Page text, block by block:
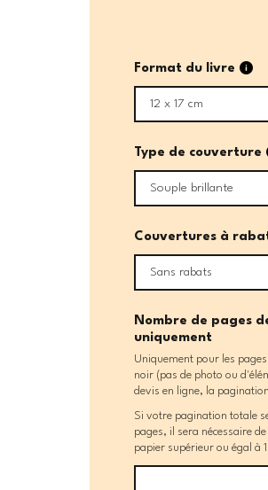
Format du livre 6
12 x 17 cm
Type de couverture
Souple brillante
Couvertures à
Sans rabats
Nombre de pages
uniquement
Uniquement pour les
noir (pas de photo ou
devis en ligne, la
Si votre pagination totale
pages, il sera nécessaire
papier supérieur ou égal à